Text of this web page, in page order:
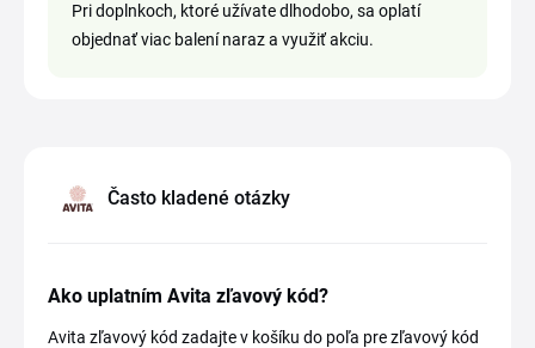
Pri doplnkoch, ktoré užívate dlhodobo, sa oplatí
objednať viac balení naraz a využiť akciu.
Často kladené otázky
Ako uplatním Avita zľavový kód?
Avita zľavový kód zadajte v košíku do poľa pre zľavový kód